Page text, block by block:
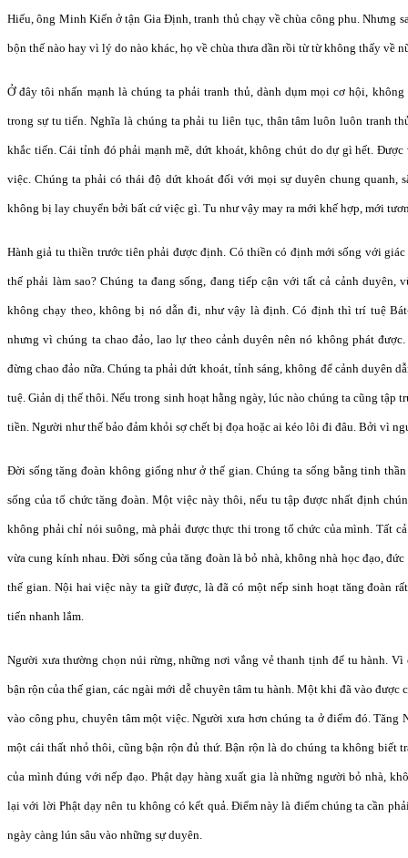
Hiếu, ông Minh Kiến ở tận Gia Định, tranh thủ chạy về chùa công phu. Nhưng
bộn thế nào hay vì lý do nào khác, họ về chùa thưa dần rồi từ từ không thấy về
Ở đây tôi nhấn mạnh là chúng ta phải tranh thủ, dành dụm mọi cơ hội,
trong sự tu tiến. Nghĩa là chúng ta phải tu liên tục, thân tâm luôn luôn tranh
khắc tiến. Cái tỉnh đó phải mạnh mẽ, dứt khoát, không chút do dự gì hết.
việc. Chúng ta phải có thái độ dứt khoát đối với mọi sự duyên chung quanh,
không bị lay chuyển bởi bất cứ việc gì. Tu như vậy may ra mới khế hợp, mới
Hành giả tu thiền trước tiên phải được định. Có thiền có định mới sống với
thế phải làm sao? Chúng ta đang sống, đang tiếp cận với tất cả cảnh duyên,
không chạy theo, không bị nó dẫn đi, như vậy là định. Có định thì trí tuệ
nhưng vì chúng ta chao đảo, lao lự theo cảnh duyên nên nó không phát
đừng chao đảo nữa. Chúng ta phải dứt khoát, tỉnh sáng, không để cảnh duyên
tuệ. Giản dị thế thôi. Nếu trong sinh hoạt hằng ngày, lúc nào chúng ta cũng tập
tiền. Người như thế bảo đảm khỏi sợ chết bị đọa hoặc ai kéo lôi đi đâu. Bởi vì
Đời sống tăng đoàn không giống như ở thế gian. Chúng ta sống bằng tinh
sống của tổ chức tăng đoàn. Một việc này thôi, nếu tu tập được nhất định
không phải chỉ nói suông, mà phải được thực thi trong tổ chức của mình. Tất
vừa cung kính nhau. Đời sống của tăng đoàn là bỏ nhà, không nhà học đạo,
thế gian. Nội hai việc này ta giữ được, là đã có một nếp sinh hoạt tăng đoàn
tiến nhanh lắm.
Người xưa thường chọn núi rừng, những nơi vắng vẻ thanh tịnh để tu hành.
bận rộn của thế gian, các ngài mới dễ chuyên tâm tu hành. Một khi đã vào được
vào công phu, chuyên tâm một việc. Người xưa hơn chúng ta ở điểm đó.
một cái thất nhỏ thôi, cũng bận rộn đủ thứ. Bận rộn là do chúng ta không biết
của mình đúng với nếp đạo. Phật dạy hàng xuất gia là những người bỏ nhà,
lại với lời Phật dạy nên tu không có kết quả. Điểm này là điểm chúng ta cần
ngày càng lún sâu vào những sự duyên.